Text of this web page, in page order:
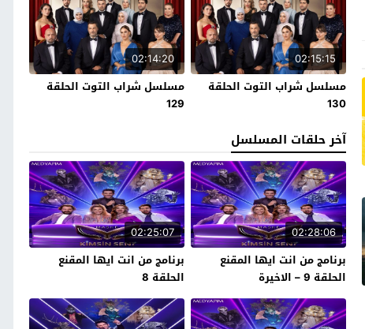
02:15:15
مسلسل شراب التوت الحلقة
130
02:14:20
مسلسل شراب التوت الحلقة
129
آخر حلقات المسلسل
02:28:06
برنامج من انت ايها المقنع
الحلقة 9 – الاخيرة
02:25:07
برنامج من انت ايها المقنع
الحلقة 8